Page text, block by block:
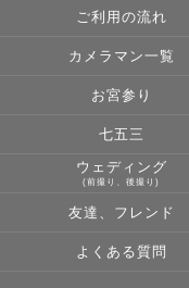
お子さまのペースに
がらの自然なカット
撮影では和傘の無料
🤰マタニティ・ニュー
新しい家族を迎える
ご利用の流れ
カメラマン一覧
お宮参り
七五三
ウェディング
(前撮り、後撮り)
友達、フレンド
よくある質問